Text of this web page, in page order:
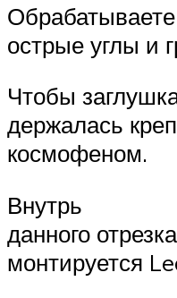
Обрабатываете
острые углы и
Чтобы
держалась
космофеном.
Внутрь
данного
монтируется